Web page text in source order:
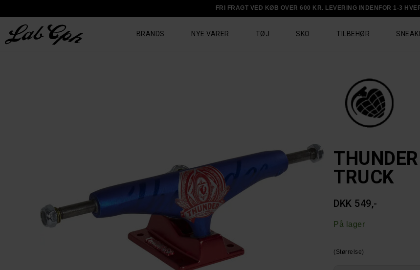
FRI FRAGT VED KØB OVER 600 KR. LEVERING INDENFOR 1-3
BRANDS NYE VARER TØJ SKO TILBEHØR
TRUCK
DKK 549,-
På lager
(Størrelse)